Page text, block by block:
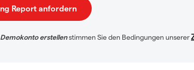
Demokonto erstellenstimmen Sie den Bedingungen unserer